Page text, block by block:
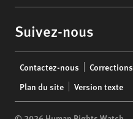
Suivez-nous
menu
Contactez-nous Corrections
Plan du site
Version texte